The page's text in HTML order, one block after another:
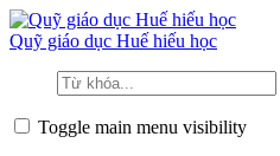
Quỹ giáo dục Huế hiếu học
Toggle main menu visibility